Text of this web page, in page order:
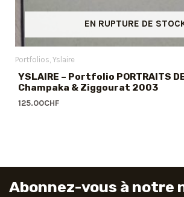
EN RUPTURE DE
Portfolios Yslaire
YSLAIRE – Portfolio PORTRAITS
Champaka & Ziggourat 2003
125.00CHF
Abonnez-vous à notre